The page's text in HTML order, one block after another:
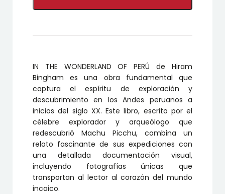
WONDERLAND
IN THE WONDERLAND OF PERÚ de Hiram
Bingham es una obra fundamental que
captura el espíritu de exploración y
descubrimiento en los Andes peruanos a
inicios del siglo XX. Este libro, escrito por el
célebre explorador y arqueólogo que
redescubrió Machu Picchu, combina un
relato fascinante de sus expediciones con
una detallada documentación visual,
incluyendo fotografías únicas que
transportan al lector al corazón del mundo
incaico.